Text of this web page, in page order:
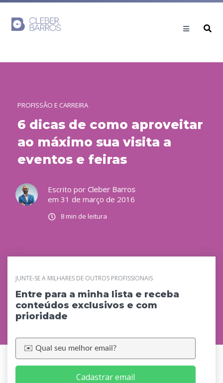
PROFISSÃO E CARREIRA
6 dicas de como aproveitar
ao máximo sua visita a
eventos e feiras
Escrito por Cleber Barros
em 31 de março de 2016
8 min de leitura
JUNTE-SE A MILHARES DE OUTROS PROFISSIONAIS
Entre para a minha lista e receba
conteúdos exclusivos e com
prioridade
Cadastrar email